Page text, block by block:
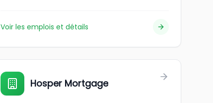
Voir les emplois et détails
Hosper Mortgage